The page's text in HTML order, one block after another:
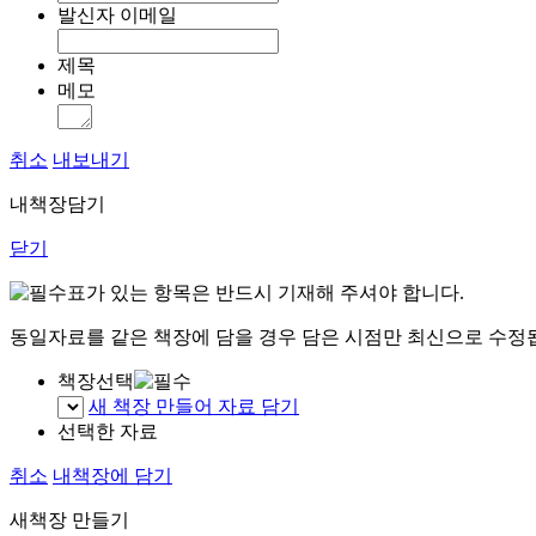
발신자 이메일
제목
메모
취소 내보내기
내책장담기
닫기
표가 있는 항목은 반드시 기재해 주셔야 합니다.
동일자료를 같은 책장에 담을 경우 담은 시점만 최신으로 수정
책장선택
새 책장 만들어 자료 담기
선택한 자료
취소 내책장에 담기
새책장 만들기